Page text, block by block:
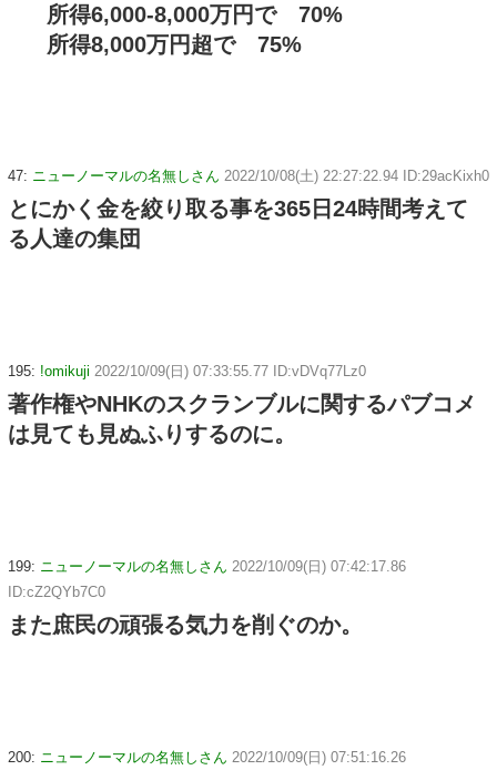
所得6,000-8,000万円で 70%
所得8,000万円超で 75%
47: ニューノーマルの名無しさん 2022/10/08(土) 22:27:22.94 ID:29acKixh0
とにかく金を絞り取る事を365日24時間考えて
る人達の集団
195: !omikuji 2022/10/09(日) 07:33:55.77 ID:vDVq77Lz0
著作権やNHKのスクランブルに関するパブコメ
は見ても見ぬふりするのに。
199: ニューノーマルの名無しさん 2022/10/09(日) 07:42:17.86
ID:cZ2QYb7C0
また庶民の頑張る気力を削ぐのか。
200: ニューノーマルの名無しさん 2022/10/09(日) 07:51:16.26